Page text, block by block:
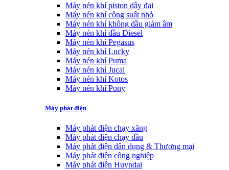
Máy nén khí piston dây đai
Máy nén khí công suất nhỏ
Máy nén khí không dầu giảm âm
Máy nén khí dầu Diesel
Máy nén khí Pegasus
Máy nén khí Lucky
Máy nén khí Puma
Máy nén khí Jucai
Máy nén khí Kotos
Máy nén khí Pony
Máy phát điện
Máy phát điện chạy xăng
Máy phát điện chạy dầu
Máy phát điện dân dụng & Thương mại
Máy phát điện công nghiệp
Máy phát điện Huyndai